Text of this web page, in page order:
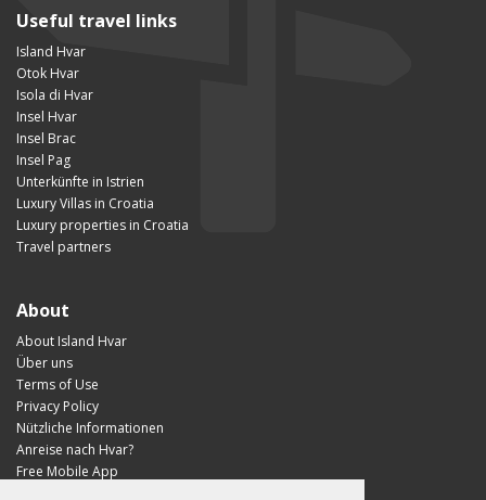
Useful travel links
Island Hvar
Otok Hvar
Isola di Hvar
Insel Hvar
Insel Brac
Insel Pag
Unterkünfte in Istrien
Luxury Villas in Croatia
Luxury properties in Croatia
Travel partners
About
About Island Hvar
Über uns
Terms of Use
Privacy Policy
Nützliche Informationen
Anreise nach Hvar?
Free Mobile App